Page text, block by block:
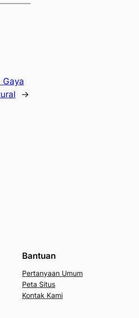
Gaya
→
Bantuan
Pertanyaan Umum
Peta Situs
Kontak Kami